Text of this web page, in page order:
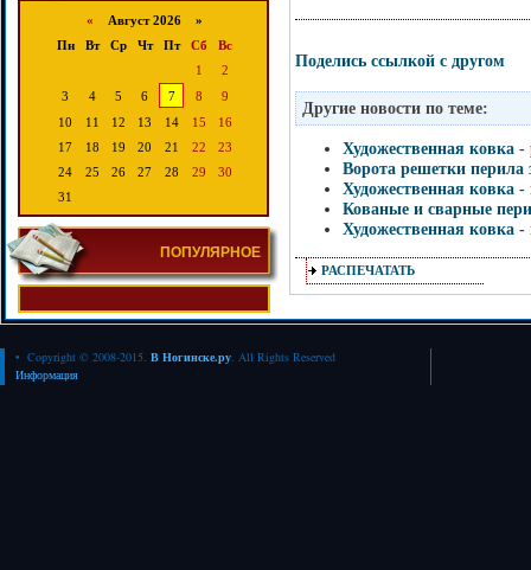
« Август 2026 »
Пн
Вт Ср Чт Пт Сб
Вс
1
2
3
4 5 6 7 8
9
10
11 12 13 14 15
16
17
18 19 20 21 22
23
24
25 26 27 28 29
30
31
ПОПУЛЯРНОЕ
Поделись ссылкой с другом
Другие новости по теме:
Художественная ковка
Ворота решетки перила
Художественная ковка
Кованые и сварные
Художественная ковка
РАСПЕЧАТАТЬ
• Copyright © 2008-2015. В Ногинске.ру. All Rights Reserved
Информация